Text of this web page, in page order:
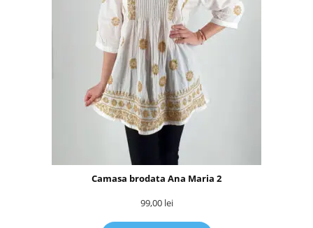
Camasa brodata Ana Maria 2
99,00 lei